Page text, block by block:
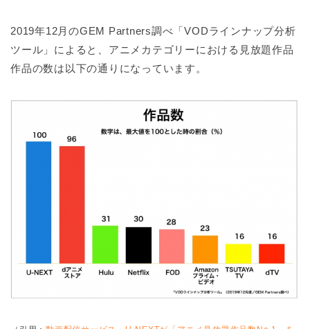
2019年12月のGEM Partners調べ「VODラインナップ分析
ツール」によると、アニメカテゴリーにおける見放題作品
作品の数は以下の通りになっています。